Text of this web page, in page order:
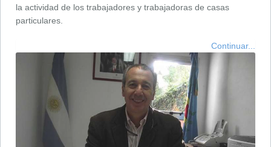
la actividad de los trabajadores y trabajadoras de casas
particulares.
Continuar...